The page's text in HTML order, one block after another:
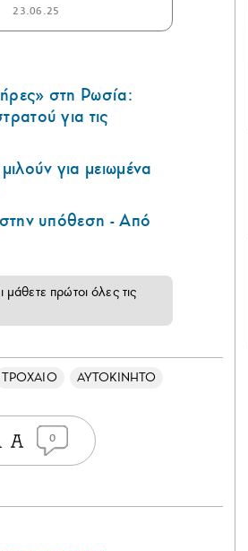
23.06.25
στη Ρωσία:
για τις
για μειωμένα
υπόθεση - Από
μάθετε πρώτοι όλες τις
ΤΡΟΧΑΙΟ ΑΥΤΟΚΙΝΗΤΟ
0